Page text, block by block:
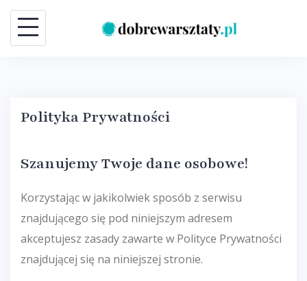
Skip
content
Polityka Prywatności
Szanujemy Twoje dane osobowe!
Korzystając w jakikolwiek sposób z serwisu
znajdującego się pod niniejszym adresem
akceptujesz zasady zawarte w Polityce Prywatności
znajdującej się na niniejszej stronie.